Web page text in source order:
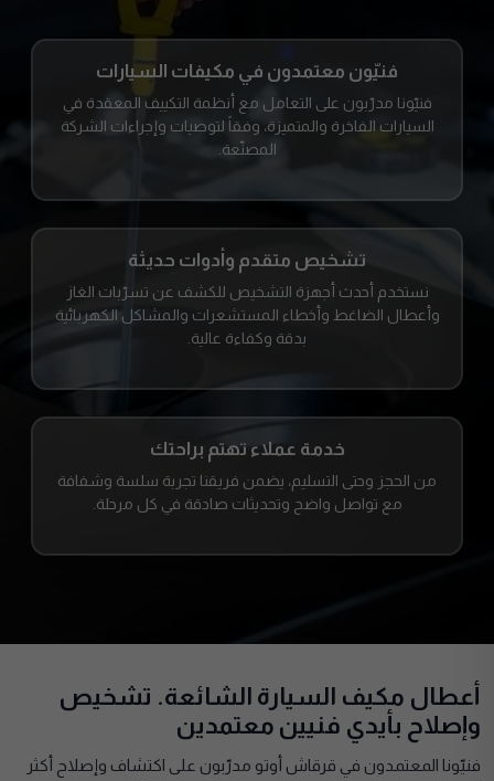
فنيّون معتمدون في مكيفات السيارات
فنيّونا مدرّبون على التعامل مع أنظمة التكييف المعقدة في
السيارات الفاخرة والمتميزة، وفقاً لتوصيات وإجراءات الشركة
المصنّعة.
تشخيص متقدم وأدوات حديثة
نستخدم أحدث أجهزة التشخيص للكشف عن تسرّبات الغاز
وأعطال الضاغط وأخطاء المستشعرات والمشاكل الكهربائية
بدقة وكفاءة عالية.
خدمة عملاء تهتم براحتك
من الحجز وحتى التسليم، يضمن فريقنا تجربة سلسة وشفافة
مع تواصل واضح وتحديثات صادقة في كل مرحلة.
أعطال مكيف السيارة الشائعة. تشخيص
وإصلاح بأيدي فنيين معتمدين
فنيّونا المعتمدون في قرقاش أوتو مدرّبون على اكتشاف وإصلاح أكثر